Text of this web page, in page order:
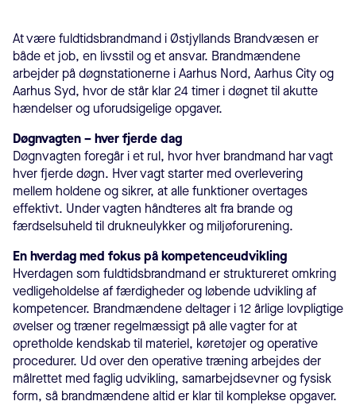
At være fuldtidsbrandmand i Østjyllands Brandvæsen er
både et job, en livsstil og et ansvar. Brandmændene
arbejder på døgnstationerne i Aarhus Nord, Aarhus City og
Aarhus Syd, hvor de står klar 24 timer i døgnet til akutte
hændelser og uforudsigelige opgaver.
Døgnvagten – hver fjerde dag
Døgnvagten foregår i et rul, hvor hver brandmand har vagt
hver fjerde døgn. Hver vagt starter med overlevering
mellem holdene og sikrer, at alle funktioner overtages
effektivt. Under vagten håndteres alt fra brande og
færdselsuheld til drukneulykker og miljøforurening.
En hverdag med fokus på kompetenceudvikling
Hverdagen som fuldtidsbrandmand er struktureret omkring
vedligeholdelse af færdigheder og løbende udvikling af
kompetencer. Brandmændene deltager i 12 årlige lovpligtige
øvelser og træner regelmæssigt på alle vagter for at
opretholde kendskab til materiel, køretøjer og operative
procedurer. Ud over den operative træning arbejdes der
målrettet med faglig udvikling, samarbejdsevner og fysisk
form, så brandmændene altid er klar til komplekse opgaver.